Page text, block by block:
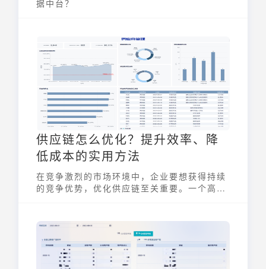
据中台？
供应链怎么优化？提升效率、降
低成本的实用方法
在竞争激烈的市场环境中，企业要想获得持续
的竞争优势，优化供应链至关重要。一个高
增长。那么，企业究竟应该如何着手进行 供应